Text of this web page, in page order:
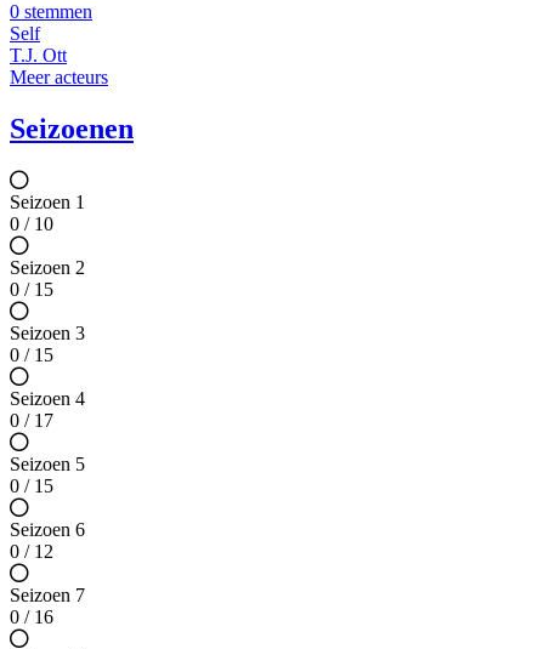
0 stemmen
Self
T.J. Ott
Meer acteurs
Seizoenen
Seizoen 1
0 / 10
Seizoen 2
0 / 15
Seizoen 3
0 / 15
Seizoen 4
0 / 17
Seizoen 5
0 / 15
Seizoen 6
0 / 12
Seizoen 7
0 / 16